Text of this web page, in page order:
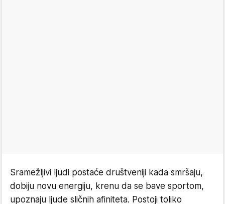
Sramežljivi ljudi postaće društveniji kada smršaju,
dobiju novu energiju, krenu da se bave sportom,
upoznaju ljude sličnih afiniteta. Postoji toliko